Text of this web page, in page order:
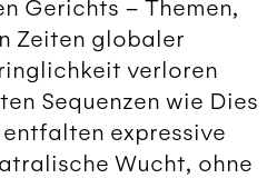
Gerichts – Themen,
Zeiten globaler
verloren
Sequenzen wie Dies
expressive
Wucht, ohne